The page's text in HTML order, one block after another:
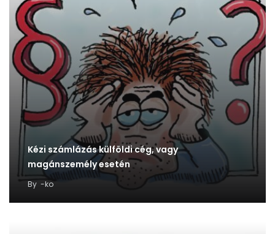
Kézi számlázás külföldi cég, vagy
magánszemély esetén
By -ko